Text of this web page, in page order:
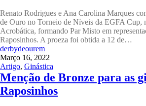
Renato Rodrigues e Ana Carolina Marques
de Ouro no Torneio de Níveis da EGFA Cup,
Acrobática, formando Par Misto em
Raposinhos. A proeza foi obtida a 12 de…
derbydeourem
Março 16, 2022
Artigo, Ginástica
Menção de Bronze para as
Raposinhos